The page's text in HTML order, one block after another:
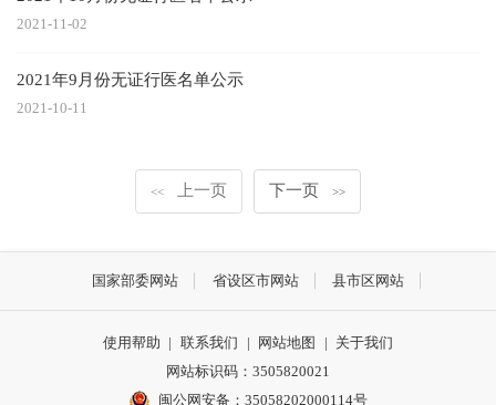
2021-11-02
2021年9月份无证行医名单公示
2021-10-11
<< 上一页 下一页 >>
国家部委网站 省设区市网站 县市区网站
使用帮助 | 联系我们 | 网站地图 | 关于我们
网站标识码：3505820021
闽公网安备：35058202000114号